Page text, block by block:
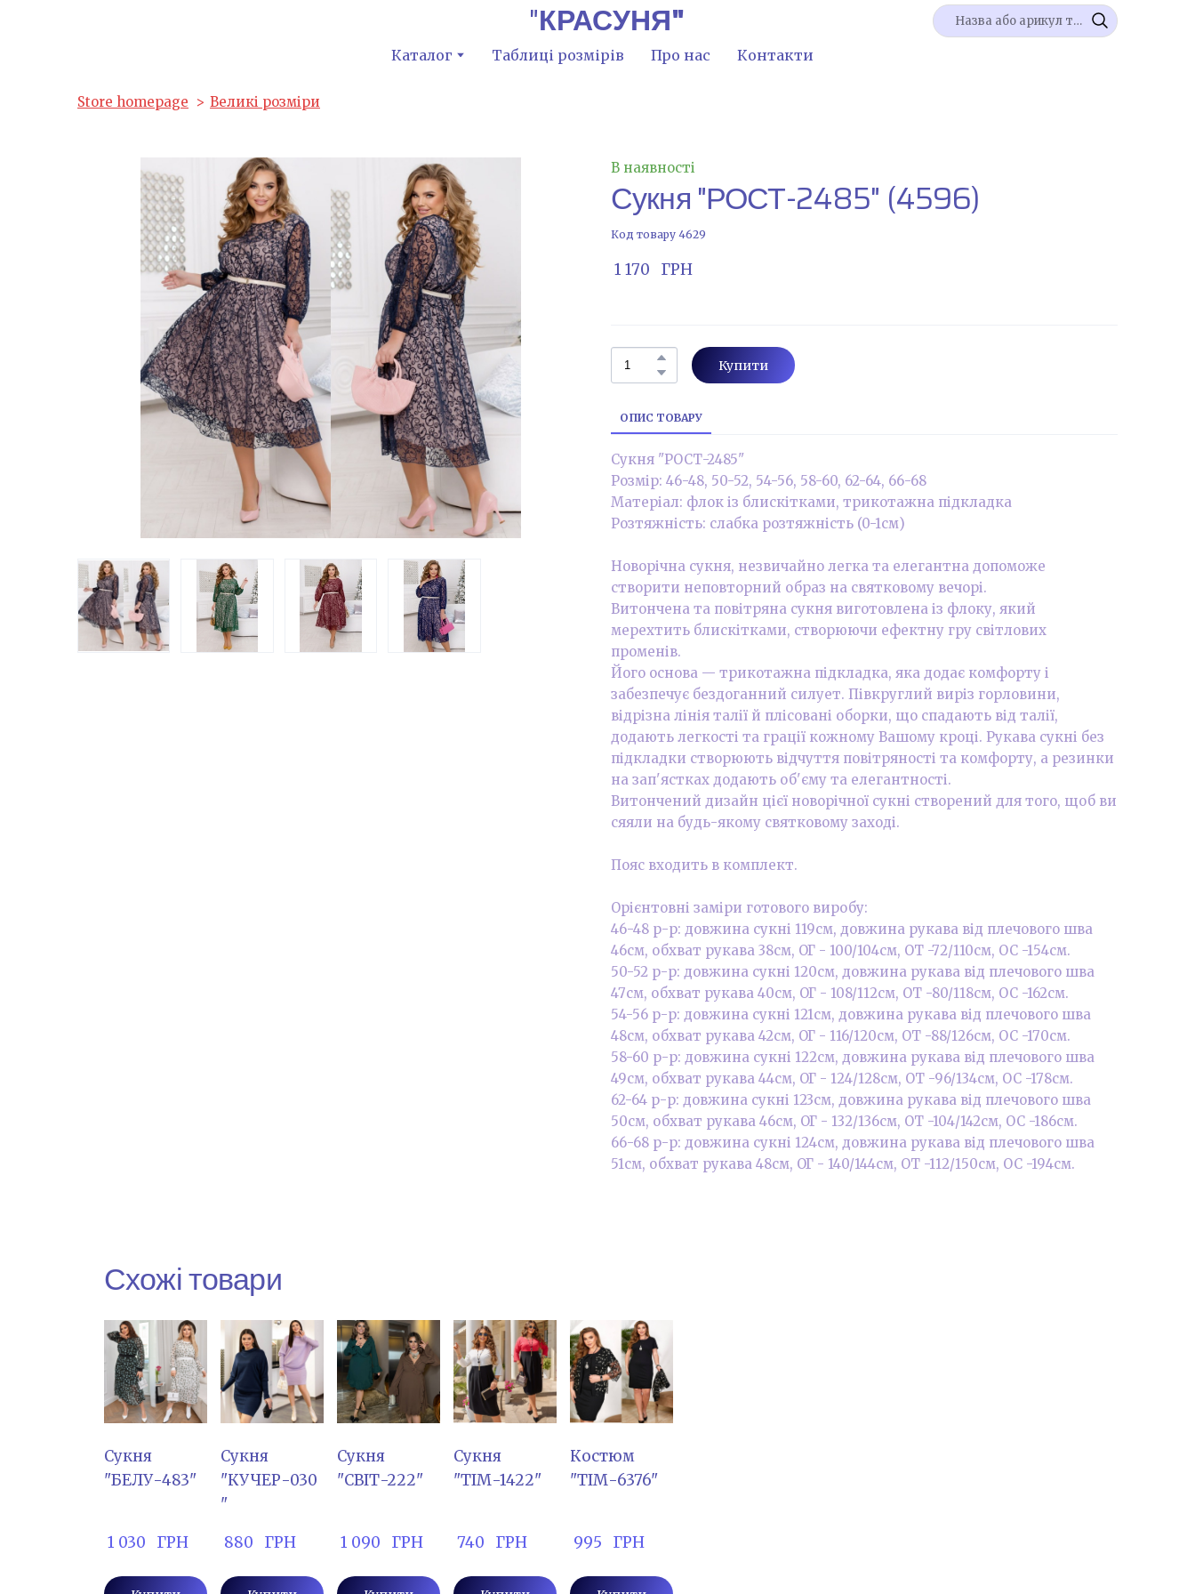
"КРАСУНЯ"
Каталог Таблиці розмірів Про нас Контакти
Store homepage Великі розміри
В наявності
Сукня "РОСТ-2485" (4596)
Код товару 4629
1 170   ГРН
Купити
ОПИС ТОВАРУ
Сукня "РОСТ-2485"
Розмір: 46-48, 50-52, 54-56, 58-60, 62-64, 66-68
Матеріал: флок із блискітками, трикотажна підкладка
Розтяжність: слабка розтяжність (0-1см)
Новорічна сукня, незвичайно легка та елегантна допоможе
створити неповторний образ на святковому вечорі.
Витончена та повітряна сукня виготовлена із флоку, який
мерехтить блискітками, створюючи ефектну гру світлових
променів.
Його основа — трикотажна підкладка, яка додає комфорту і
забезпечує бездоганний силует. Півкруглий виріз горловини,
відрізна лінія талії й плісовані оборки, що спадають від талії,
додають легкості та грації кожному Вашому кроці. Рукава сукні без
підкладки створюють відчуття повітряності та комфорту, а резинки
на зап'ястках додають об'єму та елегантності.
Витончений дизайн цієї новорічної сукні створений для того, щоб ви
сяяли на будь-якому святковому заході.
Пояс входить в комплект.
Орієнтовні заміри готового виробу:
46-48 р-р: довжина сукні 119см, довжина рукава від плечового шва
46см, обхват рукава 38см, ОГ - 100/104см, ОТ -72/110см, OC -154см.
50-52 р-р: довжина сукні 120см, довжина рукава від плечового шва
47см, обхват рукава 40см, ОГ - 108/112см, ОТ -80/118см, OC -162см.
54-56 р-р: довжина сукні 121см, довжина рукава від плечового шва
48см, обхват рукава 42см, ОГ - 116/120см, ОТ -88/126см, OC -170см.
58-60 р-р: довжина сукні 122см, довжина рукава від плечового шва
49см, обхват рукава 44см, ОГ - 124/128см, ОТ -96/134см, OC -178см.
62-64 р-р: довжина сукні 123см, довжина рукава від плечового шва
50см, обхват рукава 46см, ОГ - 132/136см, ОТ -104/142см, OC -186см.
66-68 р-р: довжина сукні 124см, довжина рукава від плечового шва
51см, обхват рукава 48см, ОГ - 140/144см, ОТ -112/150см, OC -194см.
Схожі товари
Сукня
"БЕЛУ-483"
1 030   ГРН
Сукня
"КУЧЕР-030
"
880   ГРН
Сукня
"СВІТ-222"
1 090   ГРН
Сукня
"ТІМ-1422"
740   ГРН
Костюм
"ТІМ-6376"
995   ГРН